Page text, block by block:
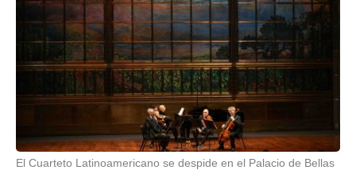
El Cuarteto Latinoamericano se despide en el Palacio de Bellas